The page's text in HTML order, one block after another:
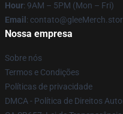
Hour: 9AM – 5PM (Mon – Fri)
Email :
Nossa empresa
Sobre nós
Termos e Condições
Políticas de privacidade
DMCA - Política de Direitos